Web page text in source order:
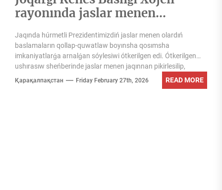
rayonında jaslar menen
Jaqında húrmetli Prezidentimizdiń jaslar menen olardıń
baslamaların qollap-quwatlaw boyınsha qosımsha
imkaniyatlarǵa arnalǵan sóylesiwi ótkerilgen edi. Ótkerilgen
ushırasıw sheńberinde jaslar menen jaqınnan pikirlesilip,
olardıń baslamaları qollap-quwatlandı...
Қарақалпақстан Friday February 27th, 2026 READ MORE